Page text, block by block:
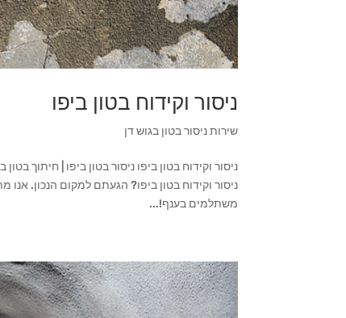
ניסור וקידוח בטון ביפו
שירות ניסור בטון בגוש דן
ניסור וקידוח בטון ביפו? הגעתם למקום הנכון. אנו
משתלמים בענף!...